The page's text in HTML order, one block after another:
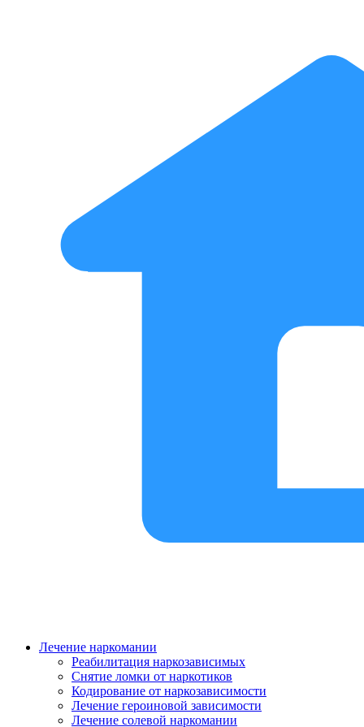
Лечение наркомании
Реабилитация наркозависимых
Снятие ломки от наркотиков
Кодирование от наркозависимости
Лечение героиновой зависимости
Лечение солевой наркомании